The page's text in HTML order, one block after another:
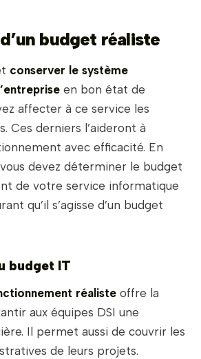
budget réaliste
conserver le système
en bon état de
affecter à ce service les
Ces derniers l’aideront à
avec efficacité. En
devez déterminer le budget
de votre service informatique
qu’il s’agisse d’un budget
budget IT
réaliste offre la
aux équipes DSI une
Il permet aussi de couvrir les
de leurs projets.